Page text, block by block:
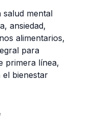
salud mental
ansiedad,
alimentarios,
para
primera línea,
bienestar